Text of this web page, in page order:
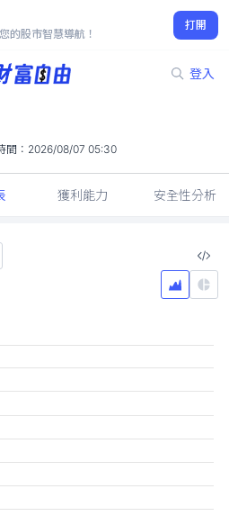
的股市智慧導航！
打開
登入
9.96%
間： 2026/08/07 05:30
獲利能力 安全性分析